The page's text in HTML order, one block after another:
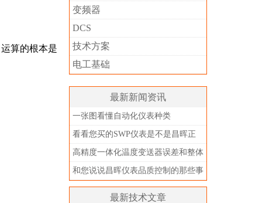
算的根本是
变频器
DCS
技术方案
电工基础
最新新闻资讯
一张图看懂自动化仪表种类
看看您买的SWP仪表是不是昌晖正
品？别被忽悠了
高精度一体化温度变送器误差和整体
精度
和您说说昌晖仪表品质控制的那些事
儿
最新技术文章